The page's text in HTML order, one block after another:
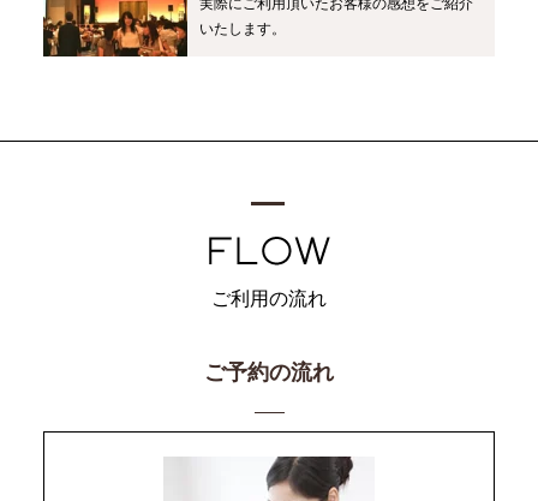
実際にご利用頂いたお客様の感想をご紹介
いたします。
ご利用の流れ
ご予約の流れ